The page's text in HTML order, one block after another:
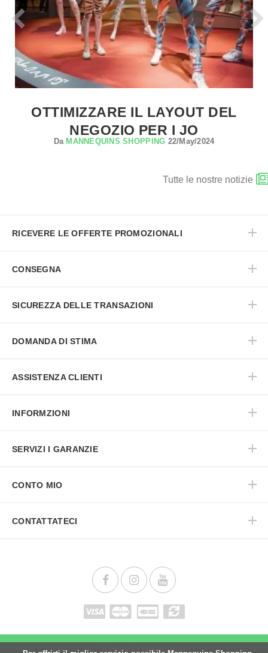
OTTIMIZZARE IL LAYOUT DEL
NEGOZIO PER I JO
Da MANNEQUINS SHOPPING 22/May/2024
Tutte le nostre notizie
RICEVERE LE OFFERTE PROMOZIONALI
CONSEGNA
SICUREZZA DELLE TRANSAZIONI
DOMANDA DI STIMA
ASSISTENZA CLIENTI
INFORMZIONI
SERVIZI I GARANZIE
CONTO MIO
CONTATTATECI
Tornerà come prima